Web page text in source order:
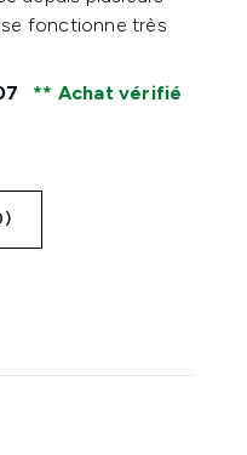
fonctionne très
Achat vérifié